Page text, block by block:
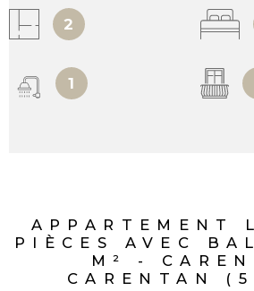
2
1
APPARTEMENT
PIÈCES AVEC
M² -
CARENTAN